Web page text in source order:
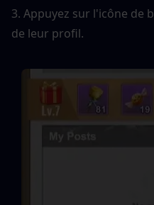
3. Appuyez sur l'icône de
de leur profil.